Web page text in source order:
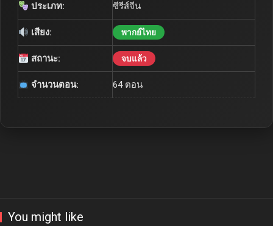
ประเภท: ซีรีส์จีน
เสียง: พากย์ไทย
สถานะ: จบแล้ว
จำนวนตอน: 64 ตอน
You might like